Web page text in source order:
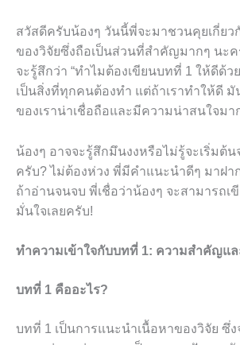
สวัสดีครับน้องๆ วันนี้พี่จะมาชวนคุยเกี่ยว
ของวิจัยซึ่งถือเป็นส่วนที่สำคัญมากๆ นะ
จะรู้สึกว่า “ทำไมต้องเขียนบทที่ 1 ให้ดีด้ว
เป็นสิ่งที่ทุกคนต้องทำ แต่ถ้าเราทำให้ดี มั
ของเราน่าเชื่อถือและมีความน่าสนใจม
น้องๆ อาจจะรู้สึกมึนงงหรือไม่รู้จะเริ่มต้
ครับ? ไม่ต้องห่วง พี่มีคำแนะนำดีๆ มาฝ
ถ้าอ่านจนจบ พี่เชื่อว่าน้องๆ จะสามารถเ
มั่นใจเลยครับ!
ทำความเข้าใจกับบทที่ 1: ความสำคัญแล
บทที่ 1 คืออะไร?
บทที่ 1 เป็นการแนะนำเนื้อหาของวิจัย ซึ่ง